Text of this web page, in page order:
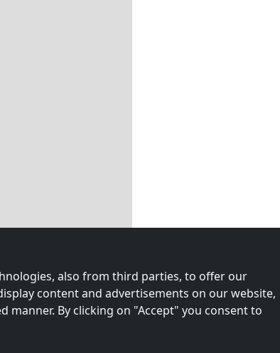
also from third parties, to offer our
content and advertisements on our website,
manner. By clicking on "Accept" you consent to